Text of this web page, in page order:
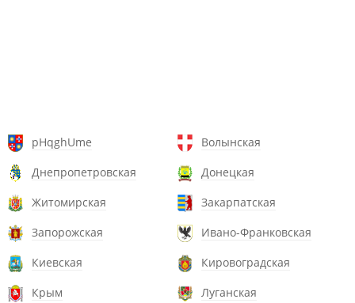
pHqghUme
Волынская
Днепропетровская
Донецкая
Житомирская
Закарпатская
Запорожская
Ивано-Франковская
Киевская
Кировоградская
Крым
Луганская